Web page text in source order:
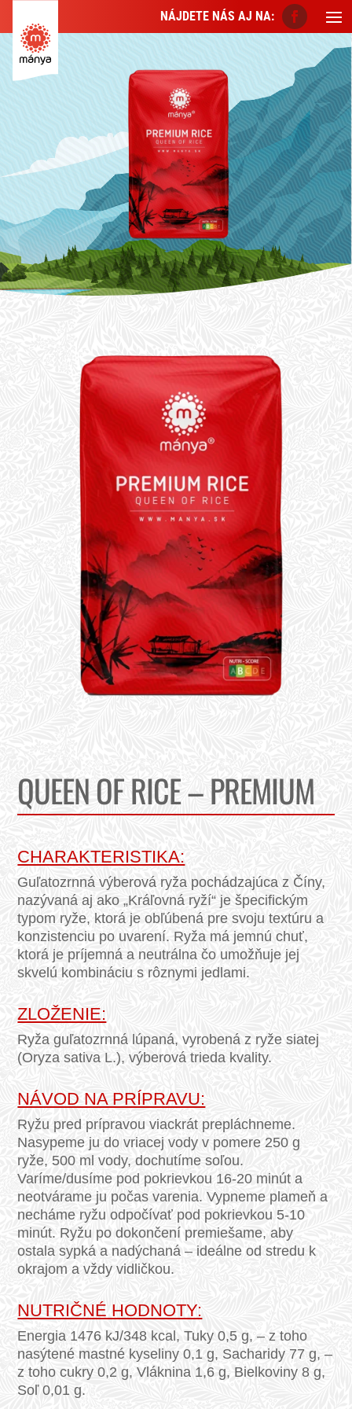
NÁJDETE NÁS AJ NA:
QUEEN OF RICE – PREMIUM
CHARAKTERISTIKA:
Guľatozrnná výberová ryža pochádzajúca z Číny,
nazývaná aj ako „Kráľovná ryží“ je špecifickým
typom ryže, ktorá je obľúbená pre svoju textúru a
konzistenciu po uvarení. Ryža má jemnú chuť,
ktorá je príjemná a neutrálna čo umožňuje jej
skvelú kombináciu s rôznymi jedlami.
ZLOŽENIE:
Ryža guľatozrnná lúpaná, vyrobená z ryže siatej
(Oryza sativa L.), výberová trieda kvality.
NÁVOD NA PRÍPRAVU:
Ryžu pred prípravou viackrát prepláchneme.
Nasypeme ju do vriacej vody v pomere 250 g
ryže, 500 ml vody, dochutíme soľou.
Varíme/dusíme pod pokrievkou 16-20 minút a
neotvárame ju počas varenia. Vypneme plameň a
necháme ryžu odpočívať pod pokrievkou 5-10
minút. Ryžu po dokončení premiešame, aby
ostala sypká a nadýchaná – ideálne od stredu k
okrajom a vždy vidličkou.
NUTRIČNÉ HODNOTY:
Energia 1476 kJ/348 kcal, Tuky 0,5 g, – z toho
nasýtené mastné kyseliny 0,1 g, Sacharidy 77 g, –
z toho cukry 0,2 g, Vláknina 1,6 g, Bielkoviny 8 g,
Soľ 0,01 g.